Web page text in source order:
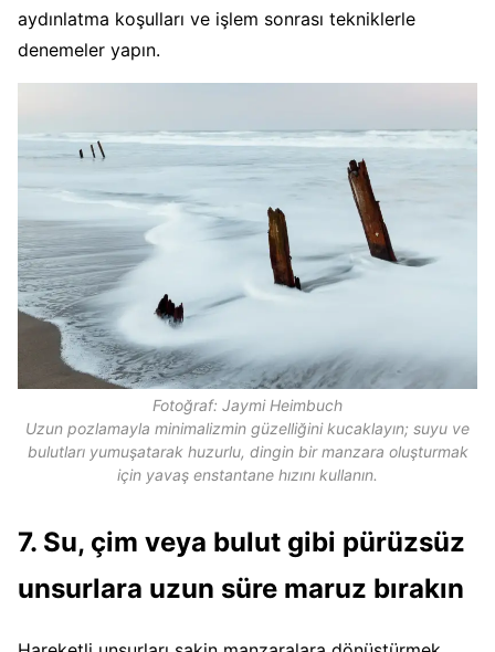
aydınlatma koşulları ve işlem sonrası tekniklerle
denemeler yapın.
Fotoğraf: Jaymi Heimbuch
Uzun pozlamayla minimalizmin güzelliğini kucaklayın; suyu ve
bulutları yumuşatarak huzurlu, dingin bir manzara oluşturmak
için yavaş enstantane hızını kullanın.
7. Su, çim veya bulut gibi pürüzsüz
unsurlara uzun süre maruz bırakın